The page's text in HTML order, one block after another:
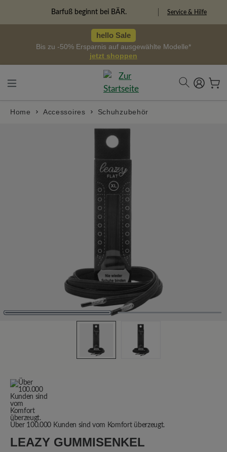
Barfuß beginnt bei BÄR. Service & Hilfe
hello Sale
Bis zu -50% Ersparnis auf ausgewählte Modelle*
jetzt shoppen
Home Accessoires Schuhzubehör
Bildergalerie überspringen
Über 100.000 Kunden sind vom Komfort überzeugt.
LEAZY GUMMISENKEL